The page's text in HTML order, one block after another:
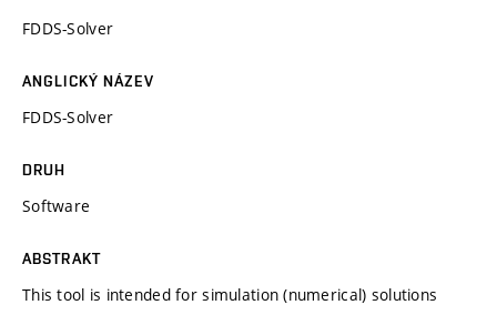
FDDS-Solver
ANGLICKÝ NÁZEV
FDDS-Solver
DRUH
Software
ABSTRAKT
This tool is intended for simulation (numerical) solutions